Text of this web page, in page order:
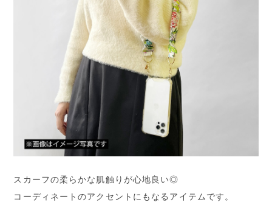
スカーフの柔らかな肌触りが心地良い◎
コーディネートのアクセントにもなるアイテムです。